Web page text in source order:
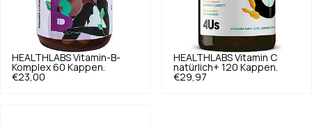
HEALTHLABS Vitamin-B-
Komplex 60 Kappen.
€23,00
HEALTHLABS Vitamin C
natürlich+ 120 Kappen.
€29,97